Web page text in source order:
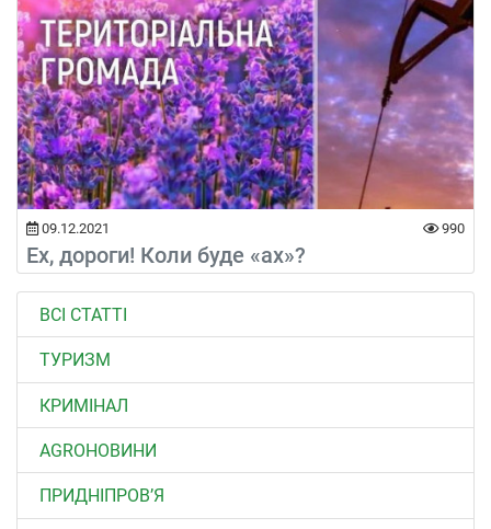
09.12.2021 990
Ех, дороги! Коли буде «ах»?
ВСІ СТАТТІ
ТУРИЗМ
КРИМІНАЛ
AGROНОВИНИ
ПРИДНІПРОВ’Я